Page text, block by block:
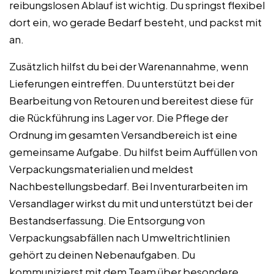
reibungslosen Ablauf ist wichtig. Du springst flexibel
dort ein, wo gerade Bedarf besteht, und packst mit
an.
Zusätzlich hilfst du bei der Warenannahme, wenn
Lieferungen eintreffen. Du unterstützt bei der
Bearbeitung von Retouren und bereitest diese für
die Rückführung ins Lager vor. Die Pflege der
Ordnung im gesamten Versandbereich ist eine
gemeinsame Aufgabe. Du hilfst beim Auffüllen von
Verpackungsmaterialien und meldest
Nachbestellungsbedarf. Bei Inventurarbeiten im
Versandlager wirkst du mit und unterstützt bei der
Bestandserfassung. Die Entsorgung von
Verpackungsabfällen nach Umweltrichtlinien
gehört zu deinen Nebenaufgaben. Du